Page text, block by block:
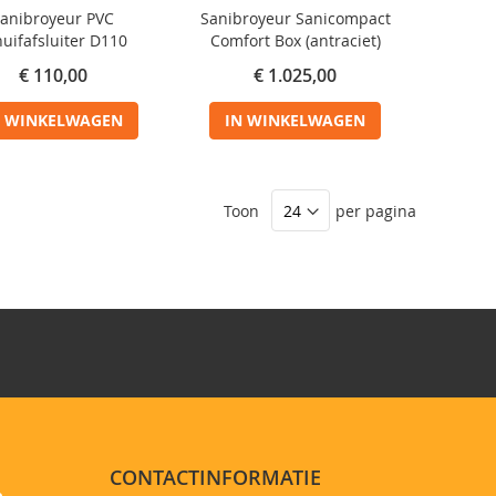
PVC
D110
€ 110,00
Sanibroyeur Sanicompact
Comfort Box (antraciet)
€ 1.025,00
IN WINKELWAGEN
Toon per pagina
CONTACTINFORMATIE